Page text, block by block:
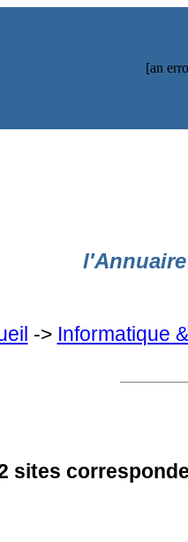
[an
-> Informatique
sites